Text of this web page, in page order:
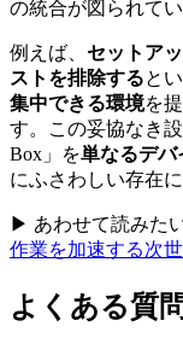
の統合が図られてい
例えば、 セットア
ストを排除すると
集中できる環境を
す。この妥協なき
Box」を単なるデバ
にふさわしい存在
▶ あわせて読みた
作業を加速する次
よくある質問